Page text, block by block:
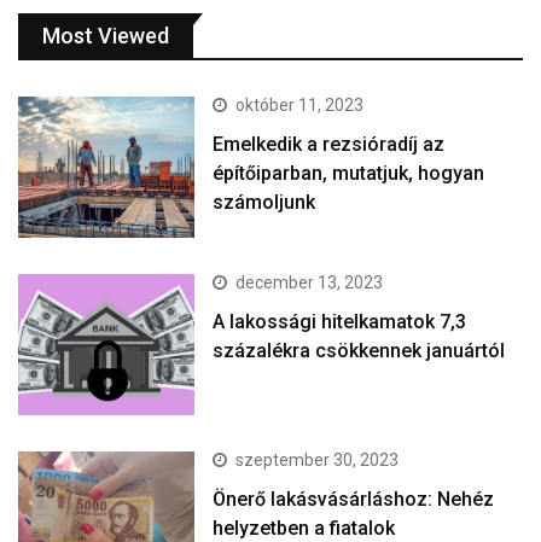
Most Viewed
október 11, 2023
Emelkedik a rezsióradíj az
építőiparban, mutatjuk, hogyan
számoljunk
december 13, 2023
A lakossági hitelkamatok 7,3
százalékra csökkennek januártól
szeptember 30, 2023
Önerő lakásvásárláshoz: Nehéz
helyzetben a fiatalok